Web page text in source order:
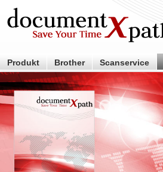
Produkt Brother Scanservice
Händler
Partner Über uns